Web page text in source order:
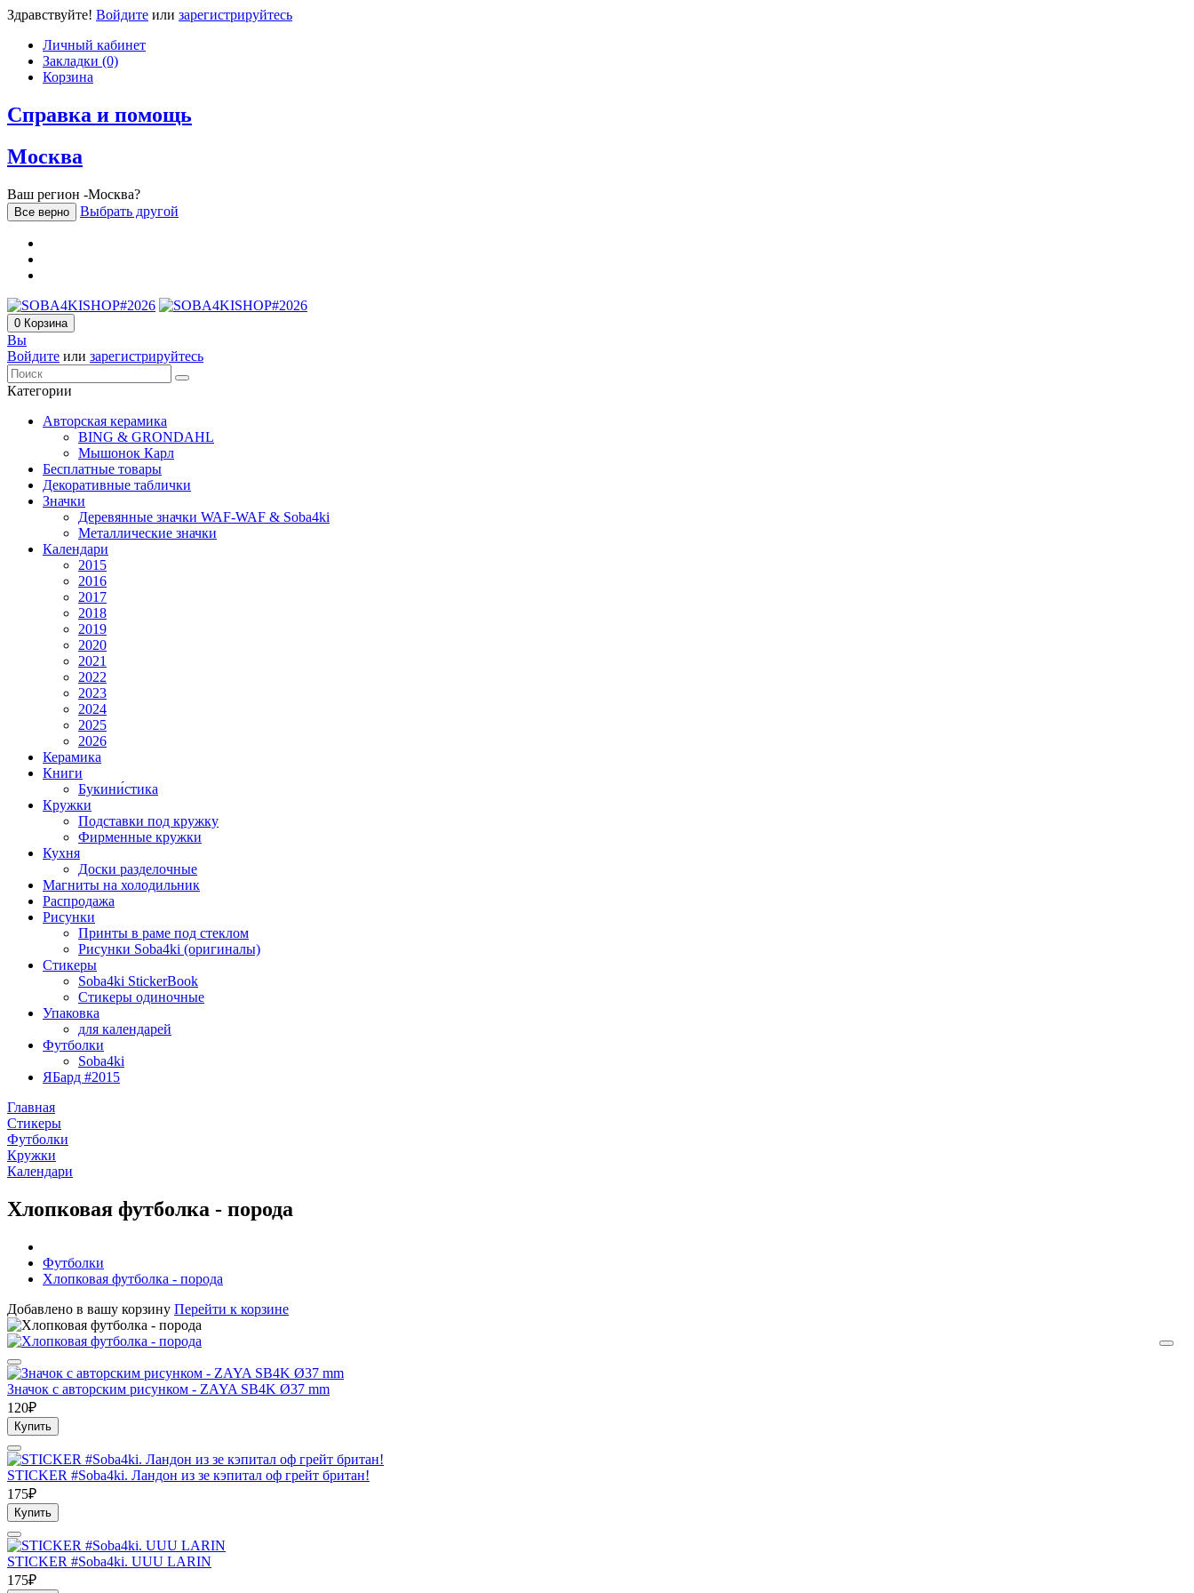
Здравствуйте! Войдите или зарегистрируйтесь
Личный кабинет
Закладки (0)
Корзина
Справка и помощь
Москва
Ваш регион -Москва?
Все верно Выбрать другой
0 Корзина
Вы
Войдите или зарегистрируйтесь
Категории
Авторская керамика
BING & GRONDAHL
Мышонок Карл
Бесплатные товары
Декоративные таблички
Значки
Деревянные значки WAF-WAF & Soba4ki
Металлические значки
Календари
2015
2016
2017
2018
2019
2020
2021
2022
2023
2024
2025
2026
Керамика
Книги
Букини́стика
Кружки
Подставки под кружку
Фирменные кружки
Кухня
Доски разделочные
Магниты на холодильник
Распродажа
Рисунки
Принты в раме под стеклом
Рисунки Soba4ki (оригиналы)
Стикеры
Soba4ki StickerBook
Стикеры одиночные
Упаковка
для календарей
Футболки
Soba4ki
ЯБард #2015
Главная
Стикеры
Футболки
Кружки
Календари
Хлопковая футболка - порода
Футболки
Хлопковая футболка - порода
Добавлено в вашу корзину Перейти к корзине
Значок с авторским рисунком - ZAYA SB4K Ø37 mm
120₽
Купить
STICKER #Soba4ki. Ландон из зе кэпитал оф грейт британ!
175₽
Купить
STICKER #Soba4ki. UUU LARIN
175₽